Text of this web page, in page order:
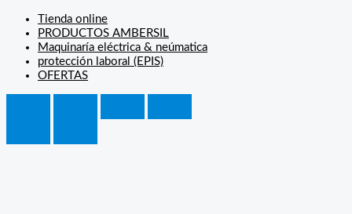
Tienda online
PRODUCTOS AMBERSIL
Maquinaría eléctrica & neúmatica
protección laboral (EPIS)
OFERTAS